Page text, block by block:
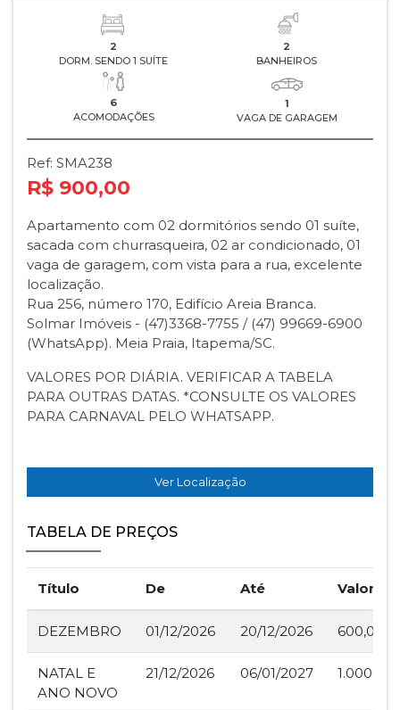
2
DORM. SENDO 1 SUÍTE
2
BANHEIROS
6
ACOMODAÇÕES
1
VAGA DE GARAGEM
Ref: SMA238
R$ 900,00
Apartamento com 02 dormitórios sendo 01 suíte,
sacada com churrasqueira, 02 ar condicionado, 01
vaga de garagem, com vista para a rua, excelente
localização.
Rua 256, número 170, Edifício Areia Branca.
Solmar Imóveis - (47)3368-7755 / (47) 99669-6900
(WhatsApp). Meia Praia, Itapema/SC.
VALORES POR DIÁRIA. VERIFICAR A TABELA
PARA OUTRAS DATAS. *CONSULTE OS VALORES
PARA CARNAVAL PELO WHATSAPP.
Ver Localização
TABELA DE PREÇOS
Título De Até Valor
DEZEMBRO 01/12/2026 20/12/2026 600,00
NATAL E
ANO NOVO
21/12/2026 06/01/2027 1.000,00